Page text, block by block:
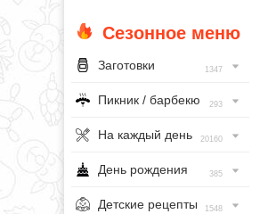
Сезонное меню
Заготовки 1347
Пикник / барбекю 293
На каждый день 20160
День рождения 385
Детские рецепты 1548